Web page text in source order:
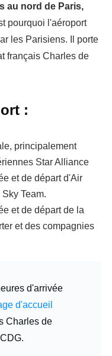
au nord de Paris,
pourquoi l'aéroport
les Parisiens. Il porte
français Charles de
:
principalement
Star Alliance
et de départ d'Air
Team.
et de départ de la
et des compagnies
d'arrivée
d'accueil
Charles de